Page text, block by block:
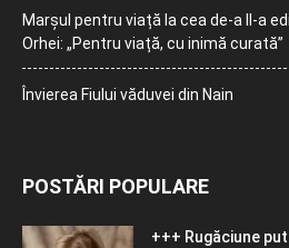
Marșul pentru viață la cea de-a II-a
Orhei: „Pentru viață, cu inimă curată”
Învierea Fiului văduvei din Nain
POSTĂRI POPULARE
+++ Rugăciune